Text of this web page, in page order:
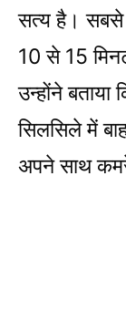
सत्य है। सबसे
10 से 15
उन्होंने
सिलसिले में
अपने साथ